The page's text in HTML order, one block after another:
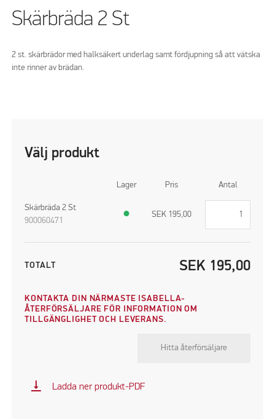
Skärbräda 2 St
2 st. skärbrädor med halksäkert underlag samt fördjupning så att vätska
inte rinner av brädan.
Välj produkt
Lager Pris Antal
Skärbräda 2 St
900060471
● SEK 195,00
TOTALT SEK 195,00
KONTAKTA DIN NÄRMASTE ISABELLA-
ÅTERFÖRSÄLJARE FÖR INFORMATION OM
TILLGÄNGLIGHET OCH LEVERANS.
Hitta återförsäljare
vertical_align_bottom Ladda ner produkt-PDF